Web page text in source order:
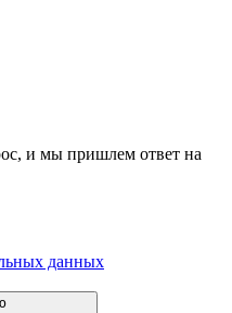
и мы пришлем ответ на
данных